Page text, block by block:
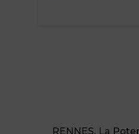
RENNES, La